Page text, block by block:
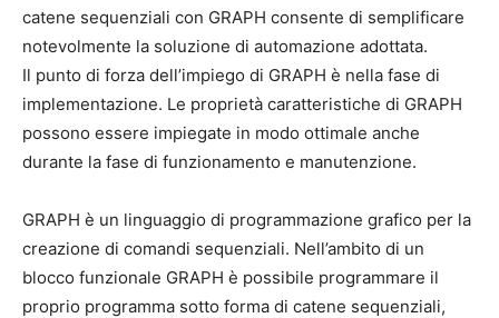
catene sequenziali con GRAPH consente di semplificare
notevolmente la soluzione di automazione adottata.
Il punto di forza dell’impiego di GRAPH è nella fase di
implementazione. Le proprietà caratteristiche di GRAPH
possono essere impiegate in modo ottimale anche
durante la fase di funzionamento e manutenzione.
GRAPH è un linguaggio di programmazione grafico per la
creazione di comandi sequenziali. Nell’ambito di un
blocco funzionale GRAPH è possibile programmare il
proprio programma sotto forma di catene sequenziali,